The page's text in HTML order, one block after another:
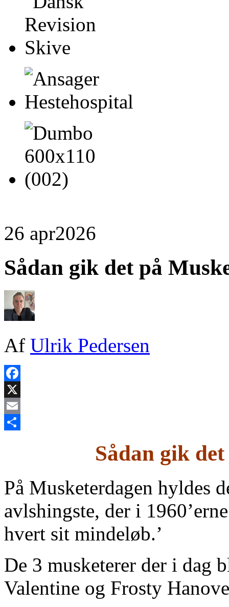
26 apr2026
Sådan gik det på
Af Ulrik Pedersen
Facebook
X
Email
Sådan gik
På Musketerdagen hyldes
avlshingste, der i
hvert sit mindeløb.’
De 3 musketerer der i dag
Valentine og Frosty